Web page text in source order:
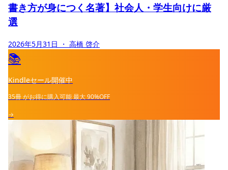
書き方が身につく名著】社会人・学生向けに厳
選
2026年5月31日 ・ 高橋 啓介
📚
Kindleセール開催中
35冊がお得に購入可能最大90%OFF
→